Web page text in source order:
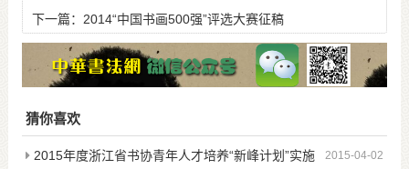
下一篇： 2014“中国书画500强”评选大赛征稿
猜你喜欢
2015-04-02
2015年度浙江省书协青年人才培养“新峰计划”实施